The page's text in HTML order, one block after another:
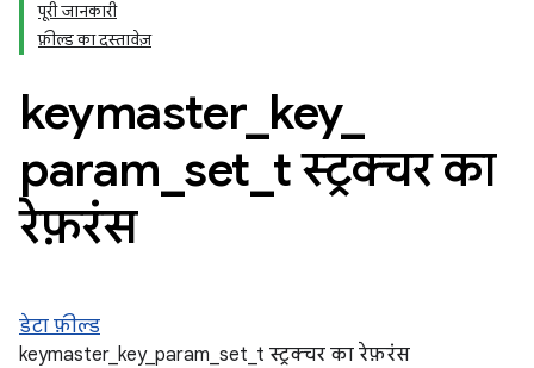
पूरी जानकारी
फ़ील्ड का दस्तावेज़
keymaster_ key_
param set t स्ट्रक्चर का
रेफ़रंस
डेटा फ़ील्ड
keymaster_key_param_set_t स्ट्रक्चर का रेफ़रंस